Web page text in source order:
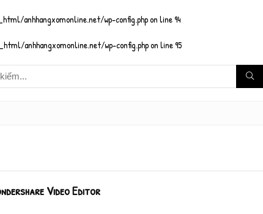
anhhangxomonline.net/wp-config.phpon line94
anhhangxomonline.net/wp-config.phpon line95
Video Editor